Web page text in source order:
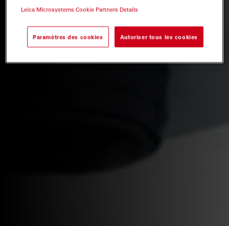
Leica Microsystems Cookie Partners Details
Paramètres des cookies Autoriser tous les cookies